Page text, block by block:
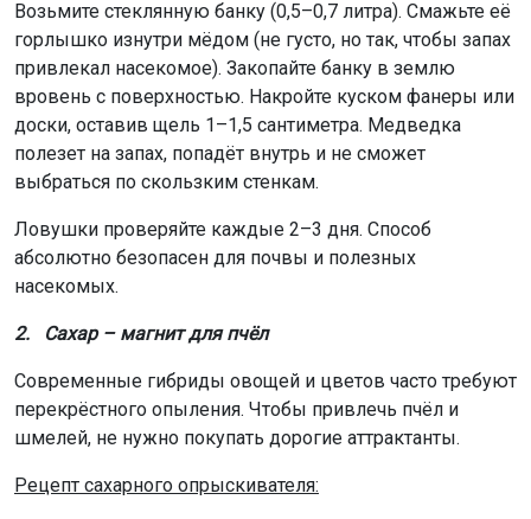
Возьмите стеклянную банку (0,5–0,7 литра). Смажьте её
горлышко изнутри мёдом (не густо, но так, чтобы запах
привлекал насекомое). Закопайте банку в землю
вровень с поверхностью. Накройте куском фанеры или
доски, оставив щель 1–1,5 сантиметра. Медведка
полезет на запах, попадёт внутрь и не сможет
выбраться по скользким стенкам.
Ловушки проверяйте каждые 2–3 дня. Способ
абсолютно безопасен для почвы и полезных
насекомых.
2. Сахар – магнит для пчёл
Современные гибриды овощей и цветов часто требуют
перекрёстного опыления. Чтобы привлечь пчёл и
шмелей, не нужно покупать дорогие аттрактанты.
Рецепт сахарного опрыскивателя: